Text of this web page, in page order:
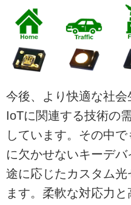
今後、より快適な社会
IoTに関連する技術の
しています。その中
に欠かせないキーデ
途に応じたカスタム
ます。柔軟な対応力